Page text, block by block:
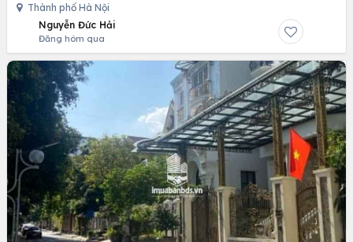
Thành phố Hà Nội
Nguyễn Đức Hải
Đăng hôm qua